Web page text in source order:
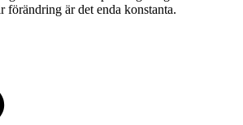
förändring är det enda konstanta.